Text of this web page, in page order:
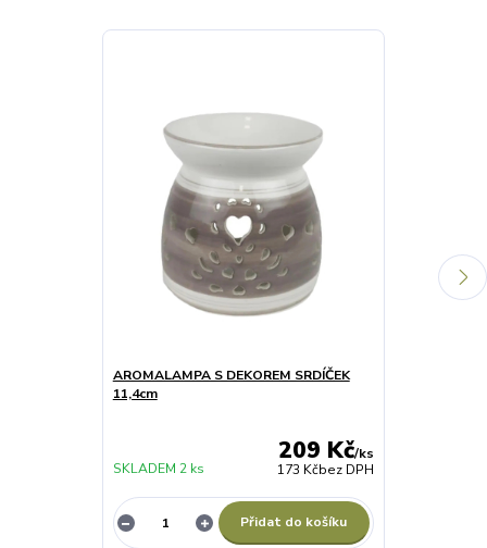
AROMALAMPA S DEKOREM SRDÍČEK
11,4cm
209 Kč/ks
173 Kčbez DPH
SKLADEM 2 ks
Přidat do košíku